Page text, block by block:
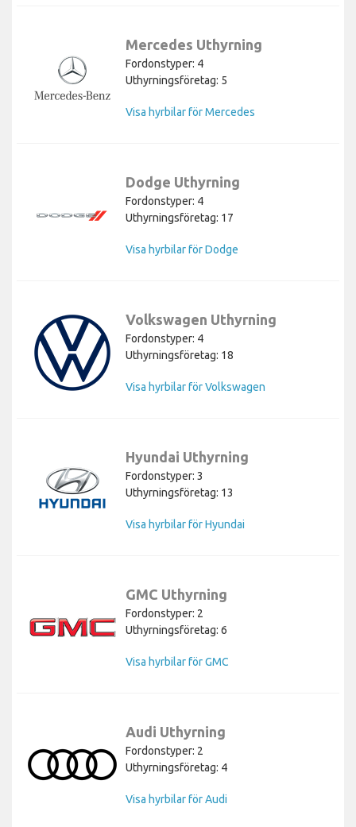
Mercedes Uthyrning
Fordonstyper: 4
Uthyrningsföretag: 5
Visa hyrbilar för Mercedes
Dodge Uthyrning
Fordonstyper: 4
Uthyrningsföretag: 17
Visa hyrbilar för Dodge
Volkswagen Uthyrning
Fordonstyper: 4
Uthyrningsföretag: 18
Visa hyrbilar för Volkswagen
Hyundai Uthyrning
Fordonstyper: 3
Uthyrningsföretag: 13
Visa hyrbilar för Hyundai
GMC Uthyrning
Fordonstyper: 2
Uthyrningsföretag: 6
Visa hyrbilar för GMC
Audi Uthyrning
Fordonstyper: 2
Uthyrningsföretag: 4
Visa hyrbilar för Audi